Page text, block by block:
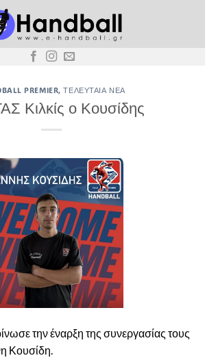
PREMIER,ΤΕΛΕΥΤΑΊΑ ΝΈΑ
Κιλκίς ο Κουσίδης
την έναρξη της συνεργασίας τους
Κουσίδη.